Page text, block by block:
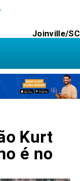
Joinville/SC
Kurt
é no